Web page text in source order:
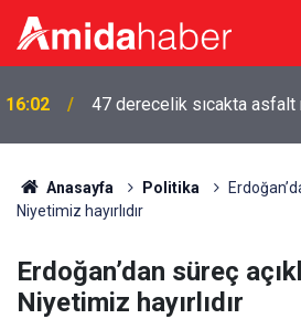
16:02 47 derecelik sıcakta
Anasayfa Politika
Niyetimiz hayırlıdır
Erdoğan’dan süreç
Niyetimiz hayırlıdır